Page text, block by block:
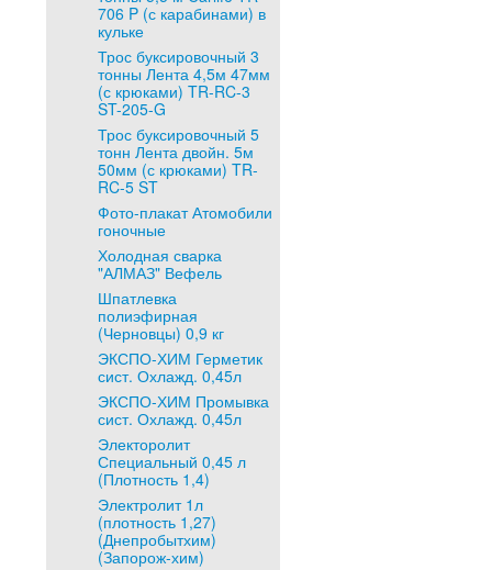
706 P (с карабинами) в
кульке
Трос буксировочный 3
тонны Лента 4,5м 47мм
(с крюками) TR-RC-3
ST-205-G
Трос буксировочный 5
тонн Лента двойн. 5м
50мм (с крюками) TR-
RC-5 ST
Фото-плакат Атомобили
гоночные
Холодная сварка
"АЛМАЗ" Вефель
Шпатлевка
полиэфирная
(Черновцы) 0,9 кг
ЭКСПО-ХИМ Герметик
сист. Охлажд. 0,45л
ЭКСПО-ХИМ Промывка
сист. Охлажд. 0,45л
Электоролит
Специальный 0,45 л
(Плотность 1,4)
Электролит 1л
(плотность 1,27)
(Днепробытхим)
(Запорож-хим)